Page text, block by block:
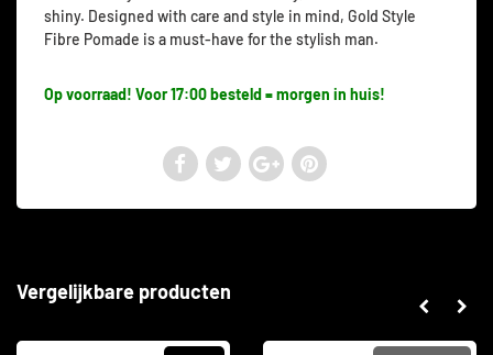
shiny. Designed with care and style in mind, Gold Style
Fibre Pomade is a must-have for the stylish man.
Op voorraad! Voor 17:00 besteld = morgen in huis!
Vergelijkbare producten